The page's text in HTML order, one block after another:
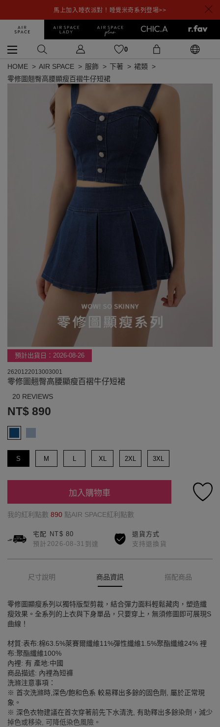
馬上加入睡衣派對！睡覺米奇系列登場>>
0
HOME AIR SPACE 服飾 下著
裙類
零修圖翹臀高腰顯瘦百褶牛仔短裙
預計出貨日：2026-08-26
2620122013003001
零修圖翹臀高腰顯瘦百褶牛仔短裙
20 REVIEWS
NT$ 890
S M L XL 2XL 3XL
加入購物車
我的紅利點數 890 點AIR SPACE紅利點數
宅配 NT$ 80
預計2026-08-31到達
退貨方式
支持退換貨
尺寸說明 商品資訊 搭配商品
零修圖顯瘦系列以獨特版型剪裁，結合彈力面料輕鬆藏肉，塑造纖
瘦效果。全系列的上衣與下身單品，只要穿上，無須修圖即可展現S
曲線！
材質:表布:棉63.5%萊賽爾纖維11%彈性纖維1.5%聚酯纖維24% 裡
布:聚酯纖維100%
內裡: 有 產地:中國
商品描述: 內裡為短褲
洗滌注意事項：
※ 首次洗滌時,深色/飽和色系 較易釋出多餘的固色劑, 屬於正常現
象。
※ 深色衣物建議在首次穿著前先下水清洗, 有助釋出多餘染劑，減少
掉色或移染, 可降低染色風險。